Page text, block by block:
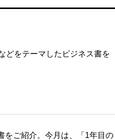
どをテーマしたビジネス書を
をご紹介。今月は、「1年目の